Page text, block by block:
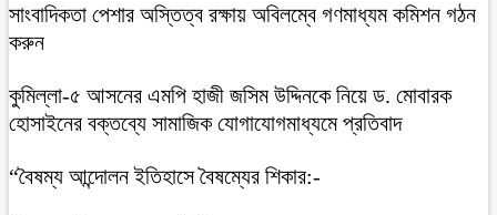
সাংবাদিকতা পেশার অস্তিত্ব রক্ষায় অবিলম্বে গণমাধ্যম কমিশন গঠন
করুন
কুমিল্লা-৫ আসনের এমপি হাজী জসিম উদ্দিনকে নিয়ে ড. মোবারক
হোসাইনের বক্তব্যে সামাজিক যোগাযোগমাধ্যমে প্রতিবাদ
“বৈষম্য আন্দোলন ইতিহাসে বৈষম্যের শিকার:-